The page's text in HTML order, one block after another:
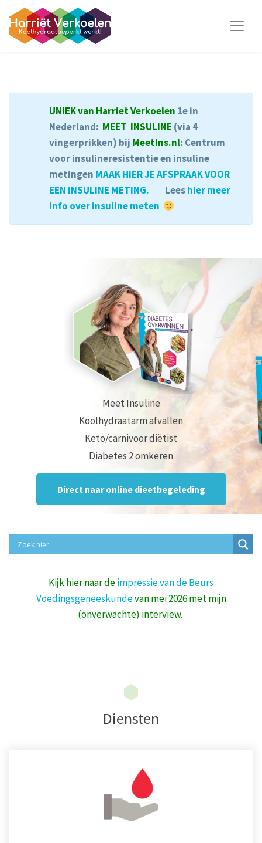
UNIEK van Harriet Verkoelen 1e in
Nederland: MEET INSULINE (via 4
vingerprikken) bij MeetIns.nl: Centrum
voor insulineresistentie en insuline
metingen MAAK HIER JE AFSPRAAK VOOR
EEN INSULINE METING.
Leeshier meer
info over insuline meten
Meet Insuline
Koolhydraatarm afvallen
Keto/carnivoor diëtist
Diabetes 2 omkeren
Direct naar online dieetbegeleding
Kijk hier naar deimpressie van de Beurs
Voedingsgeneeskundevan mei 2026 met mijn
(onverwachte) interview.
Diensten